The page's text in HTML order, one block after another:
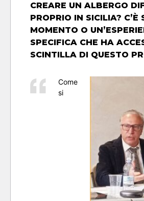
CREARE UN ALBERGO
PROPRIO IN SICILIA? C’È
MOMENTO O
SPECIFICA CHE HA
SCINTILLA DI QUESTO
Come
si